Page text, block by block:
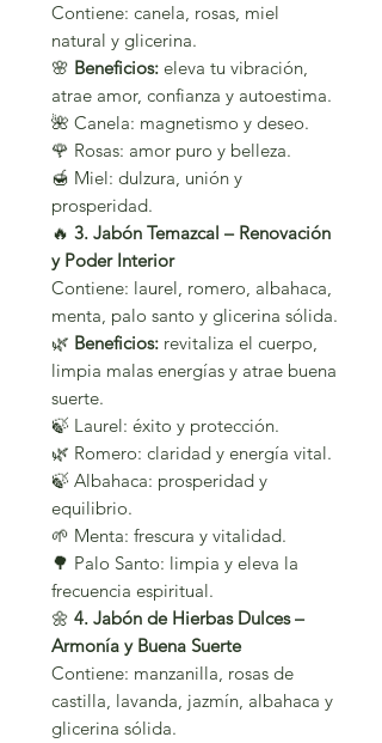
Contiene: canela, rosas, miel
natural y glicerina.
🌸 Beneficios: eleva tu vibración,
atrae amor, confianza y autoestima.
🌺 Canela: magnetismo y deseo.
🌹 Rosas: amor puro y belleza.
🍯 Miel: dulzura, unión y
prosperidad.
🔥 3. Jabón Temazcal – Renovación
y Poder Interior
Contiene: laurel, romero, albahaca,
menta, palo santo y glicerina sólida.
🌿 Beneficios: revitaliza el cuerpo,
limpia malas energías y atrae buena
suerte.
🍃 Laurel: éxito y protección.
🌿 Romero: claridad y energía vital.
🍃 Albahaca: prosperidad y
equilibrio.
🌱 Menta: frescura y vitalidad.
🌳 Palo Santo: limpia y eleva la
frecuencia espiritual.
🌼 4. Jabón de Hierbas Dulces –
Armonía y Buena Suerte
Contiene: manzanilla, rosas de
castilla, lavanda, jazmín, albahaca y
glicerina sólida.